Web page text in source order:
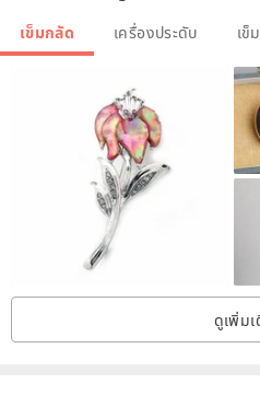
english spelling .
It is because I need to write your
when shipping to Taiwan
The way I ship is 'international e-
เข็มกลัด เครื่องประดับ เข็
ดูเพิ่ม